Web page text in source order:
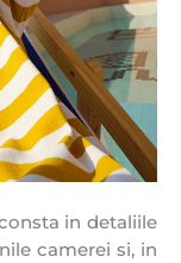
in detaliile
camerei si, in